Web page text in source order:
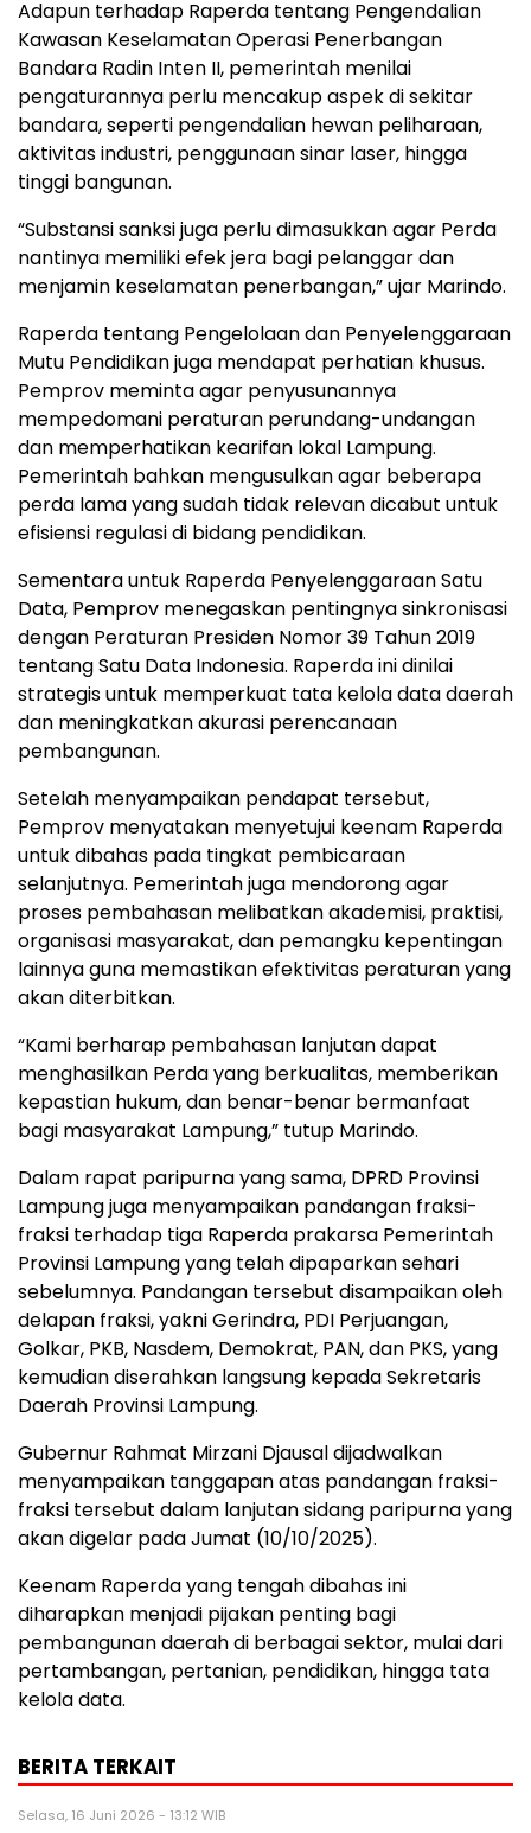
Adapun terhadap Raperda tentang Pengendalian
Kawasan Keselamatan Operasi Penerbangan
Bandara Radin Inten II, pemerintah menilai
pengaturannya perlu mencakup aspek di sekitar
bandara, seperti pengendalian hewan peliharaan,
aktivitas industri, penggunaan sinar laser, hingga
tinggi bangunan.
“Substansi sanksi juga perlu dimasukkan agar Perda
nantinya memiliki efek jera bagi pelanggar dan
menjamin keselamatan penerbangan,” ujar Marindo.
Raperda tentang Pengelolaan dan Penyelenggaraan
Mutu Pendidikan juga mendapat perhatian khusus.
Pemprov meminta agar penyusunannya
mempedomani peraturan perundang-undangan
dan memperhatikan kearifan lokal Lampung.
Pemerintah bahkan mengusulkan agar beberapa
perda lama yang sudah tidak relevan dicabut untuk
efisiensi regulasi di bidang pendidikan.
Sementara untuk Raperda Penyelenggaraan Satu
Data, Pemprov menegaskan pentingnya sinkronisasi
dengan Peraturan Presiden Nomor 39 Tahun 2019
tentang Satu Data Indonesia. Raperda ini dinilai
strategis untuk memperkuat tata kelola data daerah
dan meningkatkan akurasi perencanaan
pembangunan.
Setelah menyampaikan pendapat tersebut,
Pemprov menyatakan menyetujui keenam Raperda
untuk dibahas pada tingkat pembicaraan
selanjutnya. Pemerintah juga mendorong agar
proses pembahasan melibatkan akademisi, praktisi,
organisasi masyarakat, dan pemangku kepentingan
lainnya guna memastikan efektivitas peraturan yang
akan diterbitkan.
“Kami berharap pembahasan lanjutan dapat
menghasilkan Perda yang berkualitas, memberikan
kepastian hukum, dan benar-benar bermanfaat
bagi masyarakat Lampung,” tutup Marindo.
Dalam rapat paripurna yang sama, DPRD Provinsi
Lampung juga menyampaikan pandangan fraksi-
fraksi terhadap tiga Raperda prakarsa Pemerintah
Provinsi Lampung yang telah dipaparkan sehari
sebelumnya. Pandangan tersebut disampaikan oleh
delapan fraksi, yakni Gerindra, PDI Perjuangan,
Golkar, PKB, Nasdem, Demokrat, PAN, dan PKS, yang
kemudian diserahkan langsung kepada Sekretaris
Daerah Provinsi Lampung.
Gubernur Rahmat Mirzani Djausal dijadwalkan
menyampaikan tanggapan atas pandangan fraksi-
fraksi tersebut dalam lanjutan sidang paripurna yang
akan digelar pada Jumat (10/10/2025).
Keenam Raperda yang tengah dibahas ini
diharapkan menjadi pijakan penting bagi
pembangunan daerah di berbagai sektor, mulai dari
pertambangan, pertanian, pendidikan, hingga tata
kelola data.
BERITA TERKAIT
Selasa, 16 Juni 2026 - 13:12 WIB